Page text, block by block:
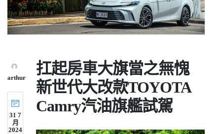
arthur
31 7
月
2024
扛起房車大旗當之無愧
新世代大改款TOYOTA
Camry汽油旗艦試駕